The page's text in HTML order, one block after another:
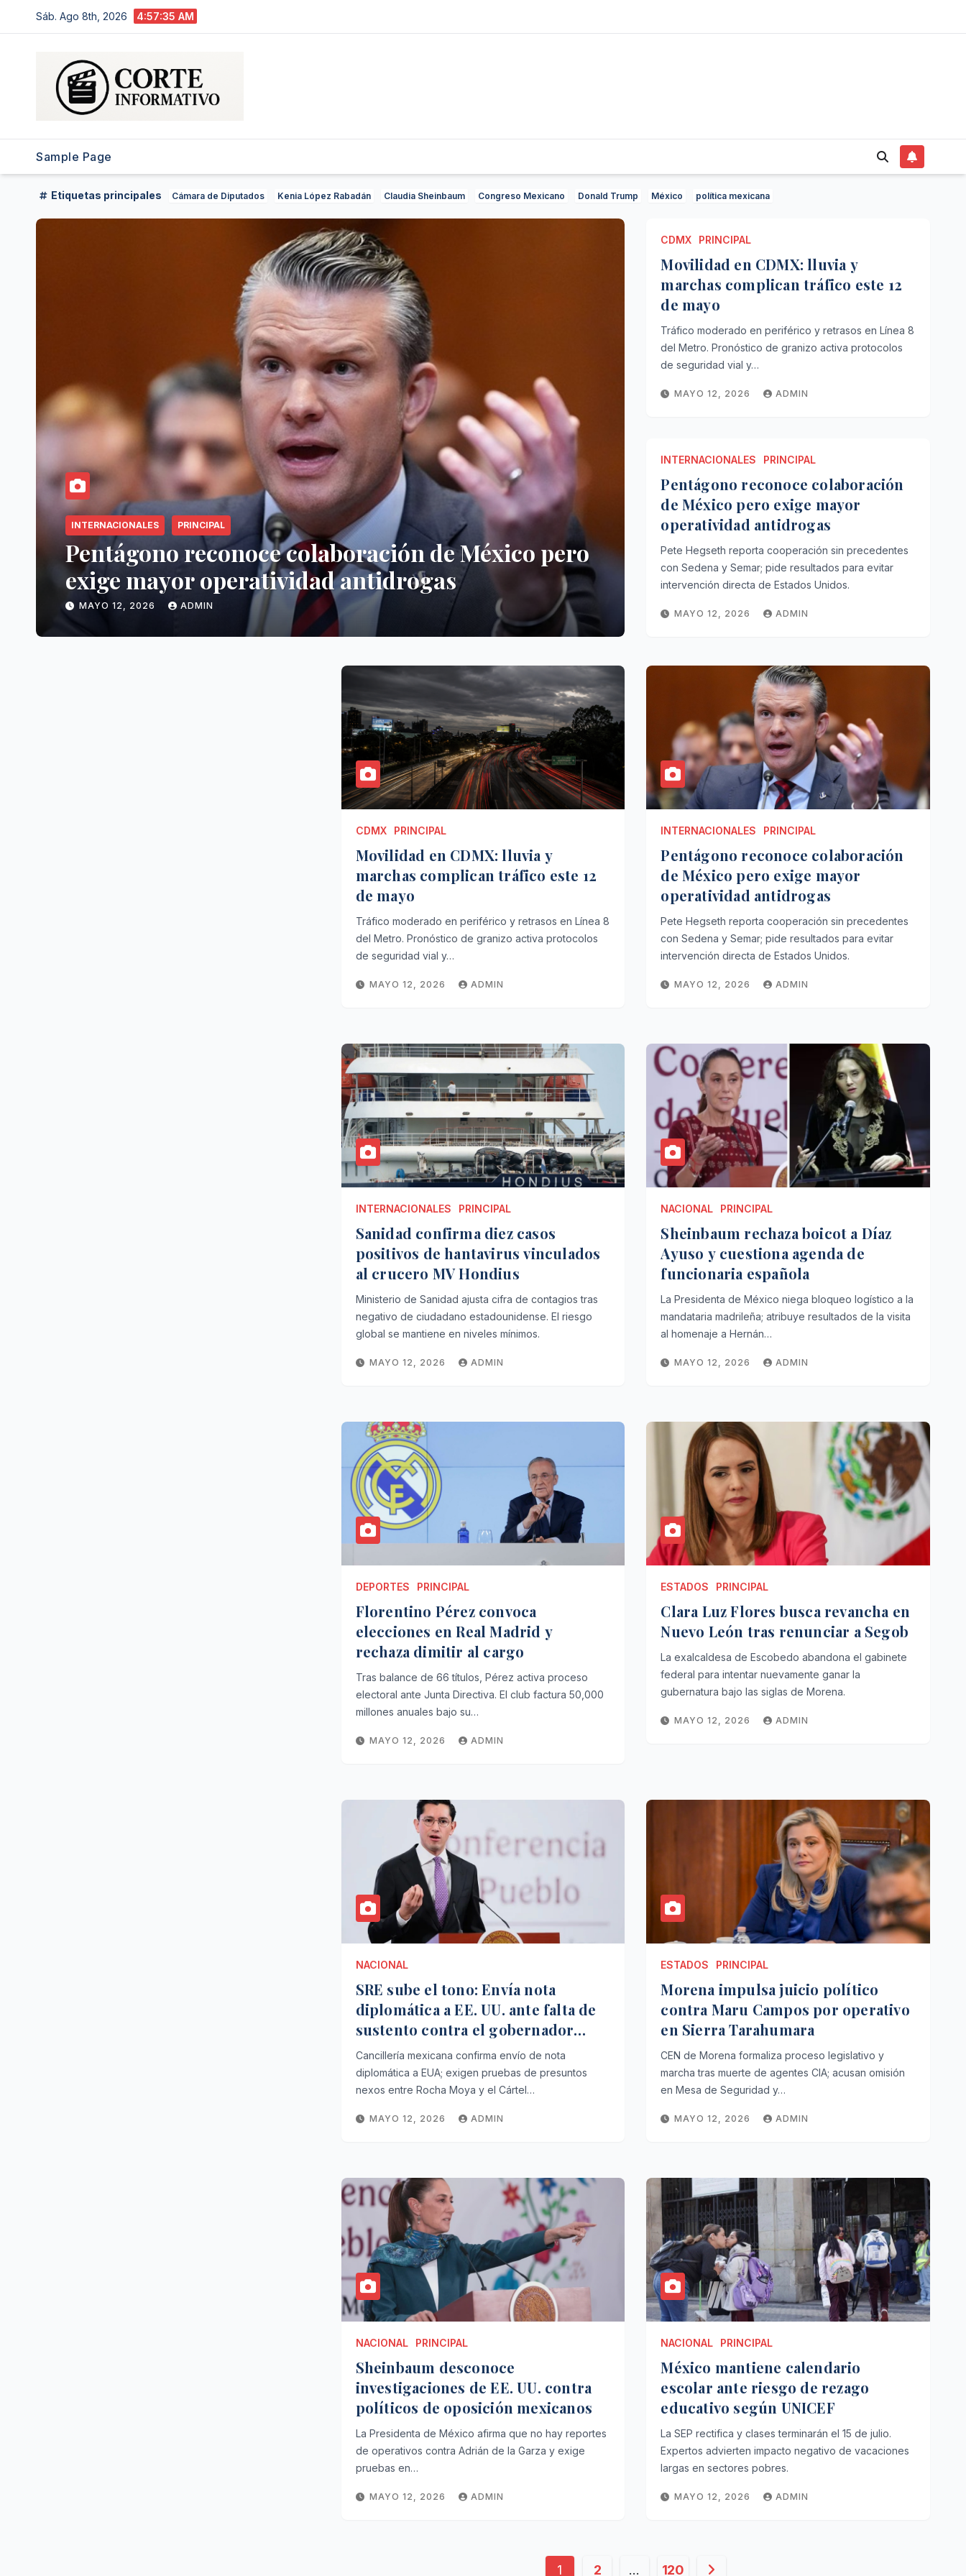
al
Sáb. Ago 8th, 2026 4:57:36 AM
Sample Page
Etiquetas principales Cámara de Diputados Kenia López Rabadán Claudia Sheinbaum Congreso Mexicano Donald Trump México política mexicana
pero
INTERNACIONALES PRINCIPAL
Sanidad confirma diez casos positivos de
hantavirus vinculados al crucero MV Hondius
MAYO 12, 2026 ADMIN
NACIONAL PRINCIPAL
Sheinbaum rechaza
cuestiona agenda de
CDMX PRINCIPAL
Movilidad en CDMX: lluvia y
marchas complican tráfico este 12
de mayo
Tráfico moderado en periférico y retrasos en Línea 8
del Metro. Pronóstico de granizo activa protocolos
de seguridad vial y…
MAYO 12, 2026 ADMIN
INTERNACIONALES PRINCIPAL
Pentágono reconoce colaboración
de México pero exige mayor
operatividad antidrogas
Pete Hegseth reporta cooperación sin precedentes
con Sedena y Semar; pide resultados para evitar
intervención directa de Estados Unidos.
MAYO 12, 2026 ADMIN
CDMX PRINCIPAL
Movilidad en CDMX: lluvia y
marchas complican tráfico este 12
de mayo
Tráfico moderado en periférico y retrasos en Línea 8
del Metro. Pronóstico de granizo activa protocolos
de seguridad vial y…
MAYO 12, 2026 ADMIN
INTERNACIONALES PRINCIPAL
Pentágono reconoce colaboración
de México pero exige mayor
operatividad antidrogas
Pete Hegseth reporta cooperación sin precedentes
con Sedena y Semar; pide resultados para evitar
intervención directa de Estados Unidos.
MAYO 12, 2026 ADMIN
INTERNACIONALES PRINCIPAL
Sanidad confirma diez casos
positivos de hantavirus vinculados
al crucero MV Hondius
Ministerio de Sanidad ajusta cifra de contagios tras
negativo de ciudadano estadounidense. El riesgo
global se mantiene en niveles mínimos.
MAYO 12, 2026 ADMIN
NACIONAL PRINCIPAL
Sheinbaum rechaza boicot a Díaz
Ayuso y cuestiona agenda de
funcionaria española
La Presidenta de México niega bloqueo logístico a la
mandataria madrileña; atribuye resultados de la visita
al homenaje a Hernán…
MAYO 12, 2026 ADMIN
DEPORTES PRINCIPAL
Florentino Pérez convoca
elecciones en Real Madrid y
rechaza dimitir al cargo
Tras balance de 66 títulos, Pérez activa proceso
electoral ante Junta Directiva. El club factura 50,000
millones anuales bajo su…
MAYO 12, 2026 ADMIN
ESTADOS PRINCIPAL
Clara Luz Flores busca revancha en
Nuevo León tras renunciar a Segob
La exalcaldesa de Escobedo abandona el gabinete
federal para intentar nuevamente ganar la
gubernatura bajo las siglas de Morena.
MAYO 12, 2026 ADMIN
NACIONAL
SRE sube el tono: Envía nota
diplomática a EE. UU. ante falta de
sustento contra el gobernador
Rocha Moya
Cancillería mexicana confirma envío de nota
diplomática a EUA; exigen pruebas de presuntos
nexos entre Rocha Moya y el Cártel…
MAYO 12, 2026 ADMIN
ESTADOS PRINCIPAL
Morena impulsa juicio político
contra Maru Campos por operativo
en Sierra Tarahumara
CEN de Morena formaliza proceso legislativo y
marcha tras muerte de agentes CIA; acusan omisión
en Mesa de Seguridad y…
MAYO 12, 2026 ADMIN
NACIONAL PRINCIPAL
Sheinbaum desconoce
investigaciones de EE. UU. contra
políticos de oposición mexicanos
La Presidenta de México afirma que no hay reportes
de operativos contra Adrián de la Garza y exige
pruebas en…
MAYO 12, 2026 ADMIN
NACIONAL PRINCIPAL
México mantiene calendario
escolar ante riesgo de rezago
educativo según UNICEF
La SEP rectifica y clases terminarán el 15 de julio.
Expertos advierten impacto negativo de vacaciones
largas en sectores pobres.
MAYO 12, 2026 ADMIN
Paginación
1 2 … 120